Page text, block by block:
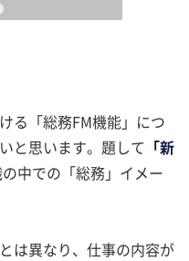
る「総務FM機能」につ
と思います。題して 「新
中での「総務」イメー
は異なり、仕事の内容が